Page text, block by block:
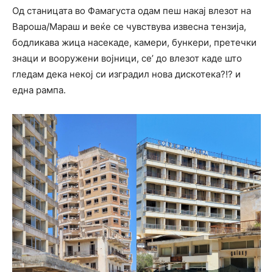
Од станицата во Фамагуста одам пеш накај влезот на
Вароша/Мараш и веќе се чувствува извесна тензија,
бодликава жица насекаде, камери, бункери, претечки
знаци и вооружени војници, се’ до влезот каде што
гледам дека некој си изградил нова дискотека?!? и
една рампа.